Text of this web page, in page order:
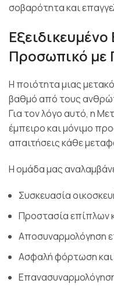
σοβαρότητα και
Εξειδικευμένο
Προσωπικό με
Η ποιότητα μιας
βαθμό από τους
Για τον λόγο αυτό, η
έμπειρο και μόνιμο
απαιτήσεις κάθε
Η ομάδα μας
Συσκευασία
Προστασία επίπλων
Αποσυναρμολόγηση
Ασφαλή φόρτωση